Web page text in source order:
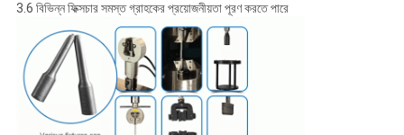
3.6 বিভিন্ন ফিক্সচার সমস্ত গ্রাহকের প্রয়োজনীয়তা পূরণ করতে পারে